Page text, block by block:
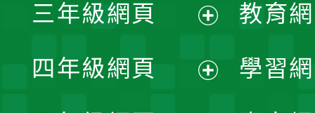
選
單
開
選
三年級網頁
開
四年級網頁
教育
學習